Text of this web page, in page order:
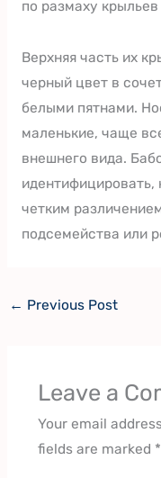
по размаху
Верхняя часть их
черный цвет в
белыми пятнами.
маленькие, чаще
внешнего вида.
идентифицировать,
четким
подсемейства или
← Previous Post
Leave a
Your email
fields are marked *